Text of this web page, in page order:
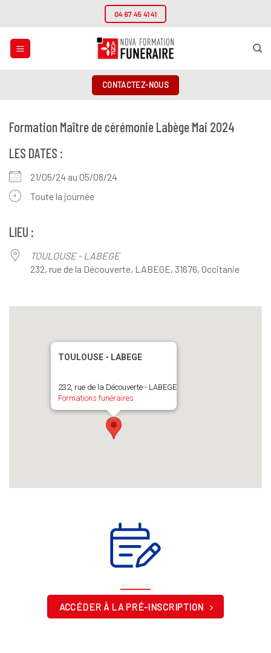
contenu
04 67 45 41 41
CONTACTEZ-NOUS
Formation Maître de cérémonie Labège Mai 2024
LES DATES :
21/05/24 au 05/08/24
Toute la journée
LIEU :
TOULOUSE - LABEGE
232, rue de la Découverte, LABEGE, 31676, Occitanie
TOULOUSE - LABEGE
232, rue de la Découverte - LABEGE
Formations funéraires
ACCÉDER À LA PRÉ-INSCRIPTION